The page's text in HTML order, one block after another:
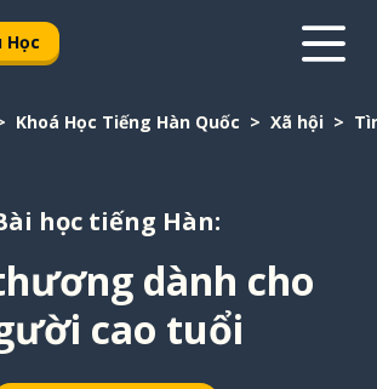
Học
Khoá Học Tiếng Hàn Quốc Xã hội
học tiếng Hàn:
dành cho
cao tuổi